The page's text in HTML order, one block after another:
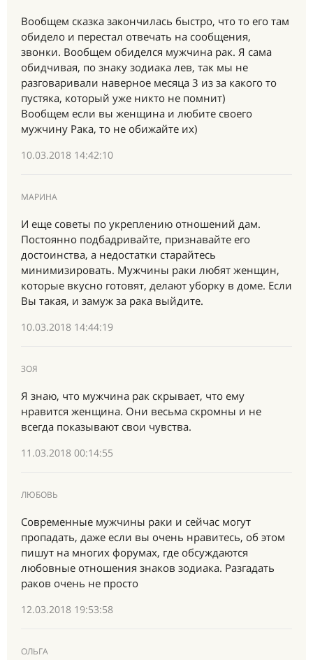
Вообщем сказка закончилась быстро, что то его там
обидело и перестал отвечать на сообщения,
звонки. Вообщем обиделся мужчина рак. Я сама
обидчивая, по знаку зодиака лев, так мы не
разговаривали наверное месяца 3 из за какого то
пустяка, который уже никто не помнит)
Вообщем если вы женщина и любите своего
мужчину Рака, то не обижайте их)
10.03.2018 14:42:10
МАРИНА
И еще советы по укреплению отношений дам.
Постоянно подбадривайте, признавайте его
достоинства, а недостатки старайтесь
минимизировать. Мужчины раки любят женщин,
которые вкусно готовят, делают уборку в доме. Если
Вы такая, и замуж за рака выйдите.
10.03.2018 14:44:19
ЗОЯ
Я знаю, что мужчина рак скрывает, что ему
нравится женщина. Они весьма скромны и не
всегда показывают свои чувства.
11.03.2018 00:14:55
ЛЮБОВЬ
Современные мужчины раки и сейчас могут
пропадать, даже если вы очень нравитесь, об этом
пишут на многих форумах, где обсуждаются
любовные отношения знаков зодиака. Разгадать
раков очень не просто
12.03.2018 19:53:58
ОЛЬГА